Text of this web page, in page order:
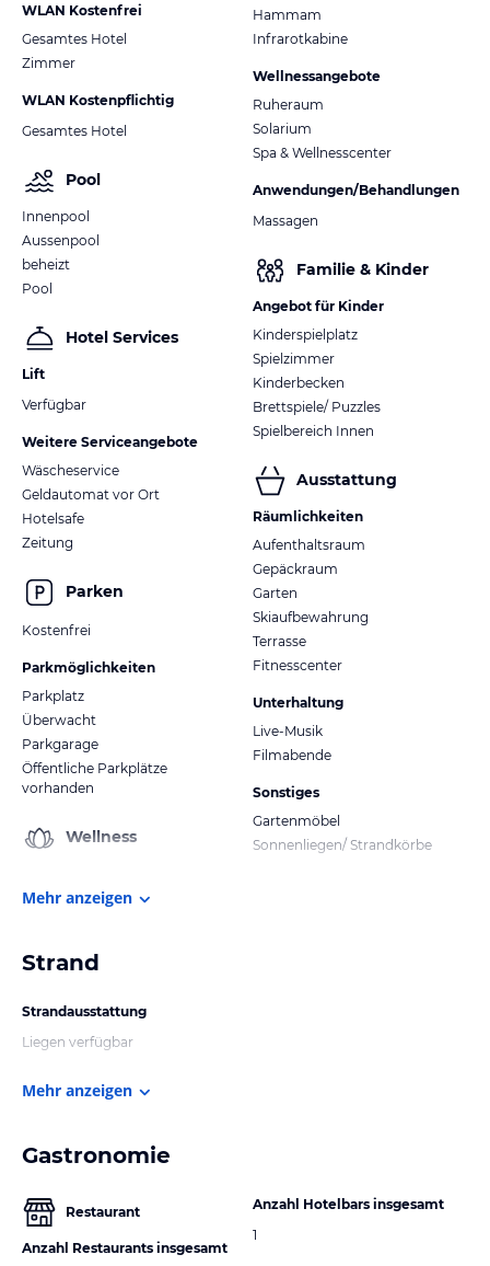
WLAN Kostenfrei
Gesamtes Hotel
Zimmer
WLAN Kostenpflichtig
Gesamtes Hotel
Pool
Innenpool
Aussenpool
beheizt
Pool
Hotel Services
Lift
Verfügbar
Weitere Serviceangebote
Wäscheservice
Geldautomat vor Ort
Hotelsafe
Zeitung
Parken
Kostenfrei
Parkmöglichkeiten
Parkplatz
Überwacht
Parkgarage
Öffentliche Parkplätze
vorhanden
Wellness
Hammam
Infrarotkabine
Wellnessangebote
Ruheraum
Solarium
Spa & Wellnesscenter
Anwendungen/Behandlungen
Massagen
Familie & Kinder
Angebot für Kinder
Kinderspielplatz
Spielzimmer
Kinderbecken
Brettspiele/ Puzzles
Spielbereich Innen
Ausstattung
Räumlichkeiten
Aufenthaltsraum
Gepäckraum
Garten
Skiaufbewahrung
Terrasse
Fitnesscenter
Unterhaltung
Live-Musik
Filmabende
Sonstiges
Gartenmöbel
Sonnenliegen/ Strandkörbe
Mehr anzeigen
Strand
Strandausstattung
Liegen verfügbar
Mehr anzeigen
Gastronomie
Restaurant
Anzahl Restaurants insgesamt
Anzahl Hotelbars insgesamt
1